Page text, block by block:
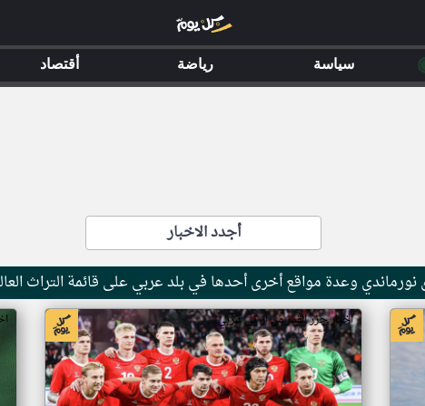
أجدد الاخبار
وعدة مواقع أخرى أحدها في بلد عربي على قائمة التراث
اخبار جزر القمر من ار تي عربي
سياسة رياضة أقتصاد